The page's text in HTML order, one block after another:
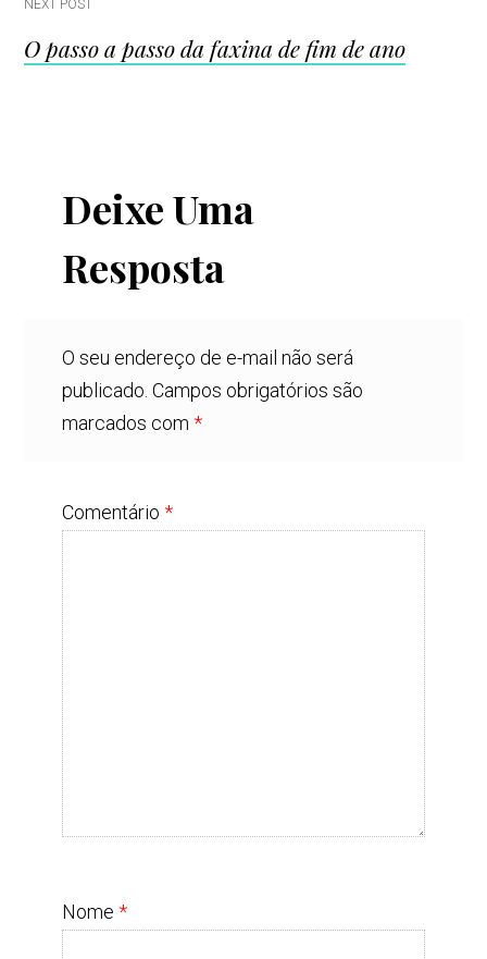
NEXT POST
O passo a passo da faxina de fim de ano
Deixe Uma
Resposta
O seu endereço de e-mail não será
publicado. Campos obrigatórios são
marcados com*
Comentário*
Nome*